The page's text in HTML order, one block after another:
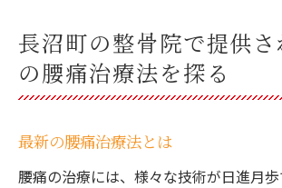
長沼町の整骨院で提供
の腰痛治療法を探る
最新の腰痛治療法とは
腰痛の治療には、様々な技術が日進月